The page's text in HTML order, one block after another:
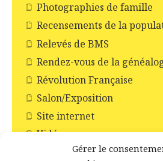
Gérer le
Photographies de famille
Recensements de la
Relevés de BMS
Rendez-vous de la
Révolution Française
Salon/Exposition
Site internet
Vidéo